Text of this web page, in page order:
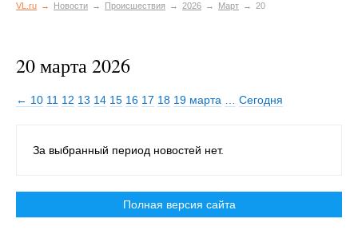
VL.ru Новости Происшествия 2026 Март 20
20 марта 2026
← 10 11 12 13 14 15 16 17 18 19 марта Сегодня
За выбранный период новостей нет.
Полная версия сайта